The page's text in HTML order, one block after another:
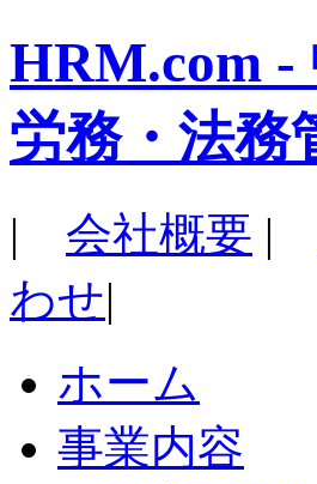
HRM.com -
労務・法務
| 会社概要 |
わせ|
ホーム
事業内容